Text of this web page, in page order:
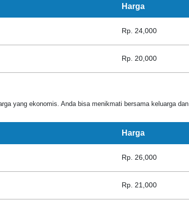
Harga
Rp. 24,000
Rp. 20,000
yang ekonomis. Anda bisa menikmati bersama keluarga dan
Harga
Rp. 26,000
Rp. 21,000